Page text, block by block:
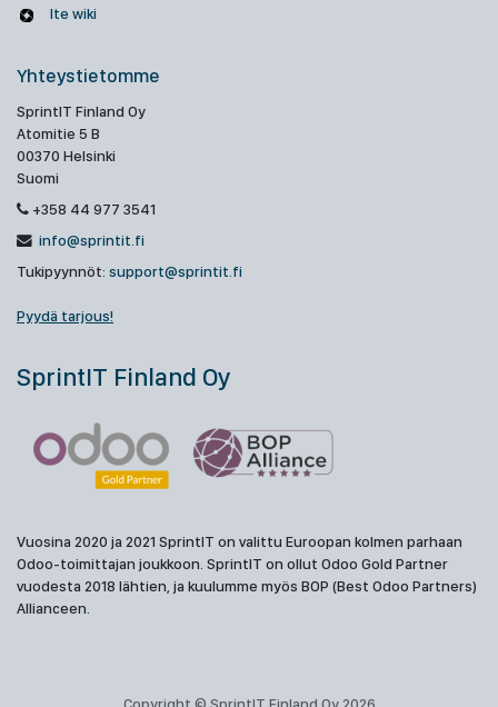
Ite wiki
Yhteystietomme
SprintIT Finland Oy
Atomitie 5 B
00370 Helsinki
Suomi
+358 44 977 3541
info@sprintit.fi
Tukipyynnöt: support@sprintit.fi
Pyydä tarjous!
SprintIT Finland Oy
Vuosina 2020 ja 2021 SprintIT on valittu Euroopan kolmen parhaan
Odoo-toimittajan joukkoon. SprintIT on ollut Odoo Gold Partner
vuodesta 2018 lähtien, ja kuulumme myös BOP (Best Odoo Partners)
Allianceen.
Copyright © SprintIT Finland Oy 2026